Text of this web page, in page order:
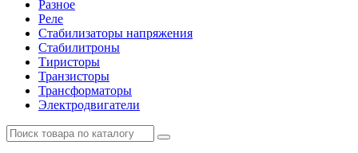
Разное
Реле
Стабилизаторы напряжения
Стабилитроны
Тиристоры
Транзисторы
Трансформаторы
Электродвигатели